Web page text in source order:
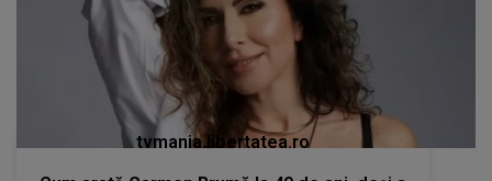
tvmania.libertatea.ro